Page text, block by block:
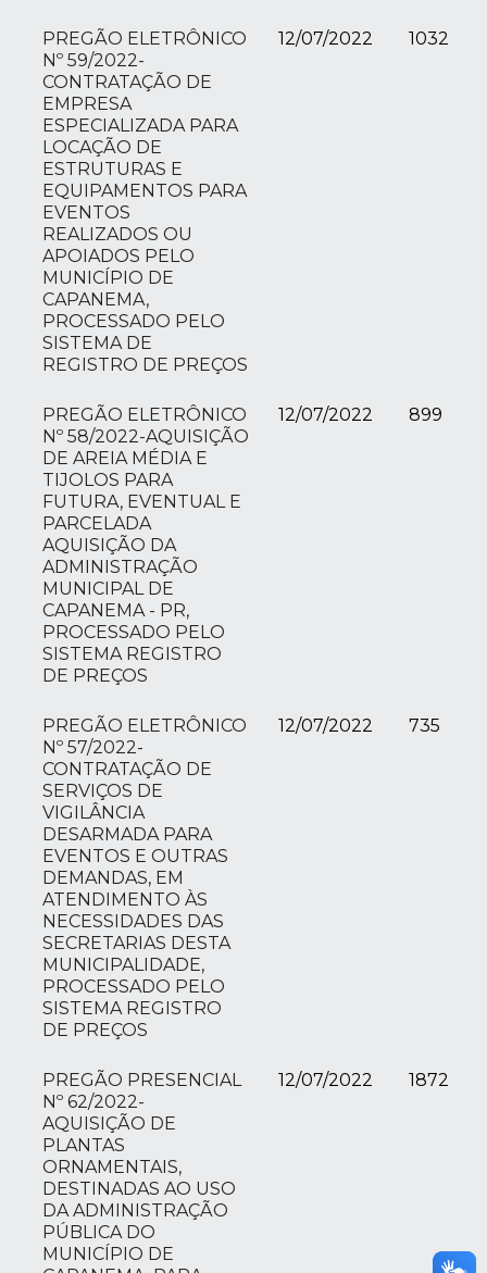
PREGÃO ELETRÔNICO
Nº 59/2022-
CONTRATAÇÃO DE
EMPRESA
ESPECIALIZADA PARA
LOCAÇÃO DE
ESTRUTURAS E
EQUIPAMENTOS PARA
EVENTOS
REALIZADOS OU
APOIADOS PELO
MUNICÍPIO DE
CAPANEMA,
PROCESSADO PELO
SISTEMA DE
REGISTRO DE PREÇOS
12/07/2022 1032
PREGÃO ELETRÔNICO
Nº 58/2022-AQUISIÇÃO
DE AREIA MÉDIA E
TIJOLOS PARA
FUTURA, EVENTUAL E
PARCELADA
AQUISIÇÃO DA
ADMINISTRAÇÃO
MUNICIPAL DE
CAPANEMA - PR,
PROCESSADO PELO
SISTEMA REGISTRO
DE PREÇOS
12/07/2022 899
PREGÃO ELETRÔNICO
Nº 57/2022-
CONTRATAÇÃO DE
SERVIÇOS DE
VIGILÂNCIA
DESARMADA PARA
EVENTOS E OUTRAS
DEMANDAS, EM
ATENDIMENTO ÀS
NECESSIDADES DAS
SECRETARIAS DESTA
MUNICIPALIDADE,
PROCESSADO PELO
SISTEMA REGISTRO
DE PREÇOS
12/07/2022 735
PREGÃO PRESENCIAL
Nº 62/2022-
AQUISIÇÃO DE
PLANTAS
ORNAMENTAIS,
DESTINADAS AO USO
DA ADMINISTRAÇÃO
PÚBLICA DO
MUNICÍPIO DE
12/07/2022 1872